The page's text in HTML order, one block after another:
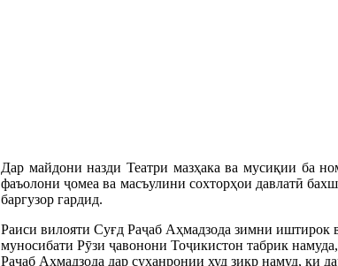
Дар майдони назди Театри мазҳака ва мусиқии ба
фаъолони ҷомеа ва масъулини сохторҳои давлатӣ
баргузор гардид.
Раиси вилояти Суғд Раҷаб Аҳмадзода зимни иштирок
муносибати Рӯзи ҷавонони Тоҷикистон табрик
Раҷаб Аҳмадзода дар суханронии худ зикр намуд, ки